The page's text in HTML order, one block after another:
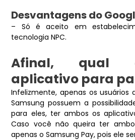
Desvantagens do
– Só é aceito em
tecnologia NPC.
Afinal, qual
aplicativo para
Infelizmente, apenas os
Samsung possuem a
para eles, ter ambos os
Caso você não queira ter
apenas o Samsung Pay, pois ele